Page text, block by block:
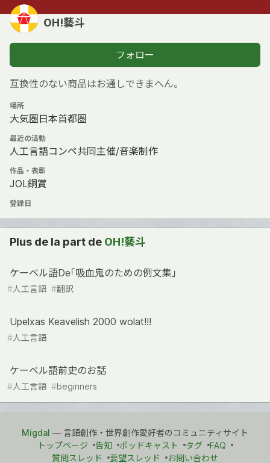
OH!藝斗
フォロー
互換性のない商品はお通しできまへん。
場所
大気圏日本首都圏
最近の活動
人工言語コンペ共同主催/音楽制作
作品・表彰
JOL銅賞
登録日
Plus de la part de OH!藝斗
ケーベル語De｢吸血鬼のための例文集｣
#人工言語 #翻訳
Upelxas Keavelish 2000 wolat!!!
#人工言語
ケーベル語前史のお話
#人工言語 #beginners
Migdal — 言語創作・世界創作愛好者のコミュニティサイト
トップページ
告知 ポッドキャスト タグ
FAQ
質問スレッド
要望スレッド お問い合わせ